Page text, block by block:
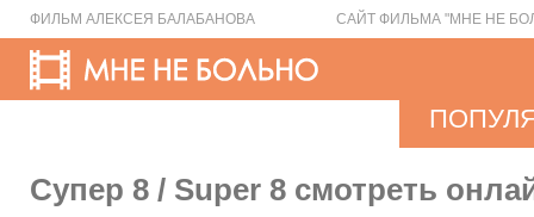
ФИЛЬМ АЛЕКСЕЯ БАЛАБАНОВА САЙТ ФИЛЬМА "МНЕ НЕ
Супер 8 / Super 8 смотреть